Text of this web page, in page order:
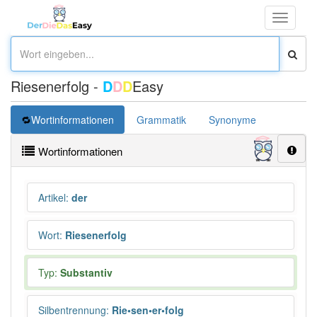
Toggle
Riesenerfolg - DDDEasy
Wortinformationen Grammatik Synonyme
Wortinformationen
Artikel: der
Wort: Riesenerfolg
Typ: Substantiv
Silbentrennung: Rie•sen•er•folg